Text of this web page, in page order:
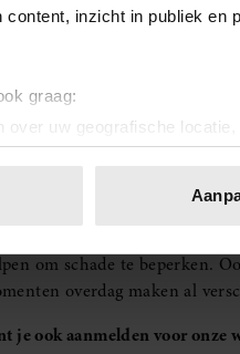
content, inzicht in publiek
graag:
over uw geografische
door het actief te
of intrekken in de
en advertenties te
Ook delen we informatie
Deze partners kunnen
op basis van uw
Daardoor verliest het
en een branderig gevoel
niet altijd. Extra
om schade te beperken.
overdag maken al
je ook aanmelden voor onze